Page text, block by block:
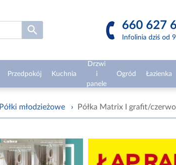
660 627
Infolinia dziś od
Przedpokój Kuchnia
Drzwi
i
panele
Ogród Łazienka
Półki młodzieżowe › Półka Matrix I grafit/